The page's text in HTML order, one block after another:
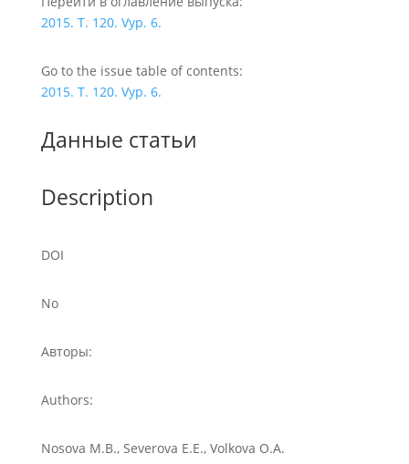
2015. T. 120. Vyp. 6.
Go to the issue table of contents:
2015. T. 120. Vyp. 6.
Данные статьи
Description
DOI
No
Авторы:
Authors:
Nosova M.B., Severova E.E., Volkova O.A.